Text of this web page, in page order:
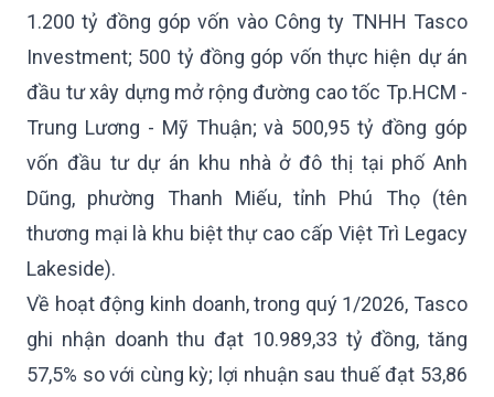
1.200 tỷ đồng góp vốn vào Công ty TNHH Tasco
Investment; 500 tỷ đồng góp vốn thực hiện dự án
đầu tư xây dựng mở rộng đường cao tốc Tp.HCM -
Trung Lương - Mỹ Thuận; và 500,95 tỷ đồng góp
vốn đầu tư dự án khu nhà ở đô thị tại phố Anh
Dũng, phường Thanh Miếu, tỉnh Phú Thọ (tên
thương mại là khu biệt thự cao cấp Việt Trì Legacy
Lakeside).
Về hoạt động kinh doanh, trong quý 1/2026, Tasco
ghi nhận doanh thu đạt 10.989,33 tỷ đồng, tăng
57,5% so với cùng kỳ; lợi nhuận sau thuế đạt 53,86